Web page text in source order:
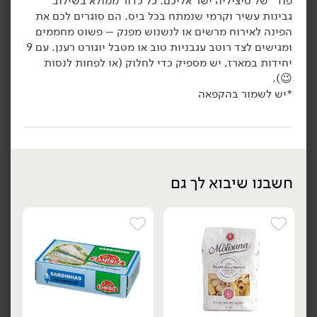
הוספה לסל
יח׳
הוספה לסל
/ יח׳
מחית כמהין -
הוספה לסל הוספה לסל
גבינות עשיר וקרמי שנמתח בכל ביס. הם סוגרים לכם את
הפינה לאירוח מרשים או לנשנוש מפנק – פשוט מחממים
ומגישים לצד רוטב עגבניות טוב או מטבל יוגורט רענן. עם 9
יחידות במארז, יש מספיק כדי לחלוק (או לפחות לנסות
😉).
*יש לשמור בהקפאה
חשבנו שיבוא לך גם